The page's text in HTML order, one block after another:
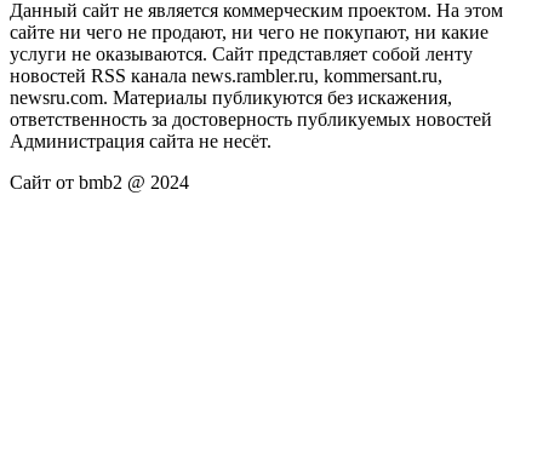
Данный сайт не является коммерческим проектом. На этом
сайте ни чего не продают, ни чего не покупают, ни какие
услуги не оказываются. Сайт представляет собой ленту
новостей RSS канала news.rambler.ru, kommersant.ru,
newsru.com. Материалы публикуются без искажения,
ответственность за достоверность публикуемых новостей
Администрация сайта не несёт.
Сайт от bmb2 @ 2024